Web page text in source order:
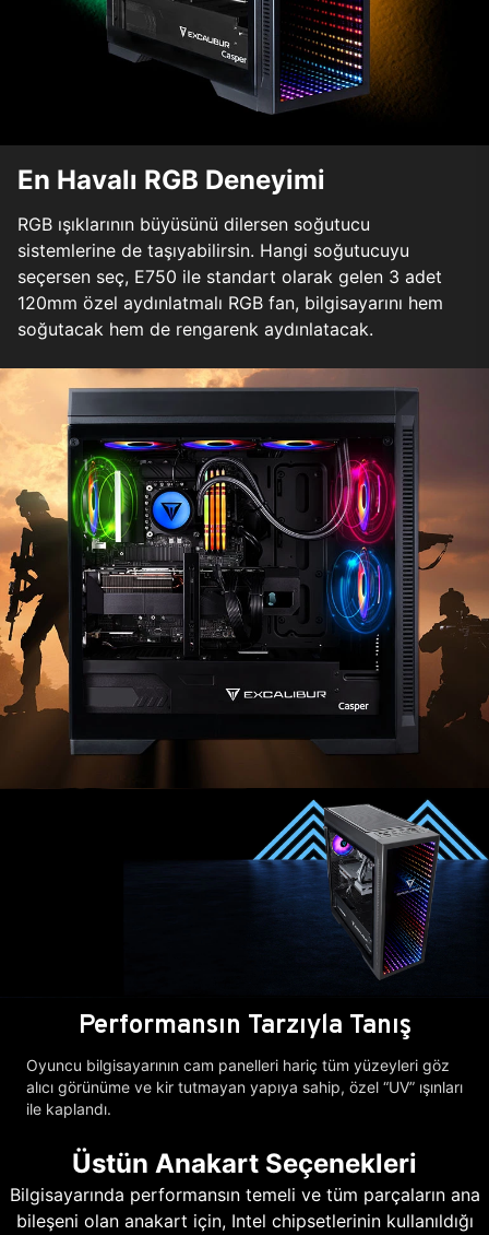
En Havalı RGB Deneyimi
RGB ışıklarının büyüsünü dilersen soğutucu
sistemlerine de taşıyabilirsin. Hangi soğutucuyu
seçersen seç, E750 ile standart olarak gelen 3 adet
120mm özel aydınlatmalı RGB fan, bilgisayarını hem
soğutacak hem de rengarenk aydınlatacak.
Performansın Tarzıyla Tanış
Oyuncu bilgisayarının cam panelleri hariç tüm yüzeyleri göz
alıcı görünüme ve kir tutmayan yapıya sahip, özel “UV” ışınları
ile kaplandı.
Üstün Anakart Seçenekleri
Bilgisayarında performansın temeli ve tüm parçaların ana
bileşeni olan anakart için, Intel chipsetlerinin kullanıldığı